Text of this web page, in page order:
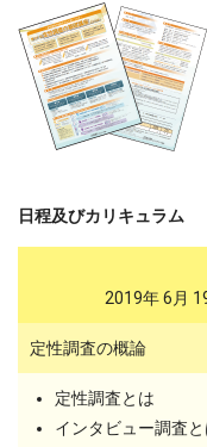
日程及びカリキュラム
2019年 6月
定性調査の概論
定性調査とは
インタビュー調査と